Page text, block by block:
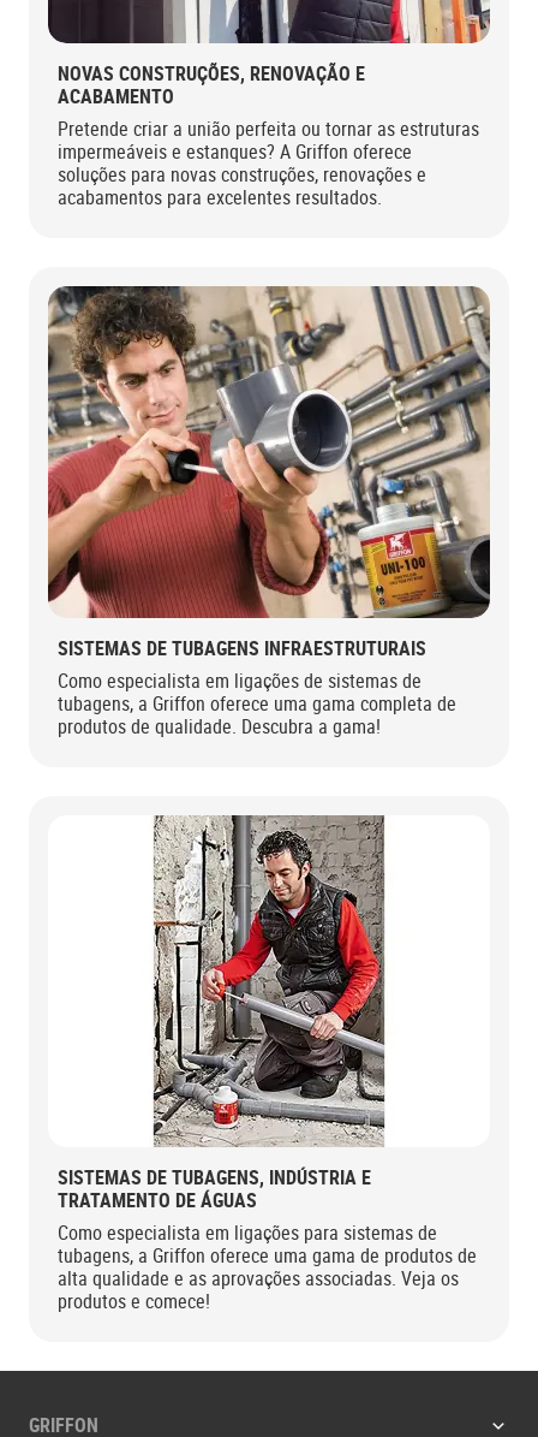
NOVAS CONSTRUÇÕES, RENOVAÇÃO E
ACABAMENTO
Pretende criar a união perfeita ou tornar as estruturas
impermeáveis e estanques? A Griffon oferece
soluções para novas construções, renovações e
acabamentos para excelentes resultados.
SISTEMAS DE TUBAGENS INFRAESTRUTURAIS
Como especialista em ligações de sistemas de
tubagens, a Griffon oferece uma gama completa de
produtos de qualidade. Descubra a gama!
SISTEMAS DE TUBAGENS, INDÚSTRIA E
TRATAMENTO DE ÁGUAS
Como especialista em ligações para sistemas de
tubagens, a Griffon oferece uma gama de produtos de
alta qualidade e as aprovações associadas. Veja os
produtos e comece!
GRIFFON